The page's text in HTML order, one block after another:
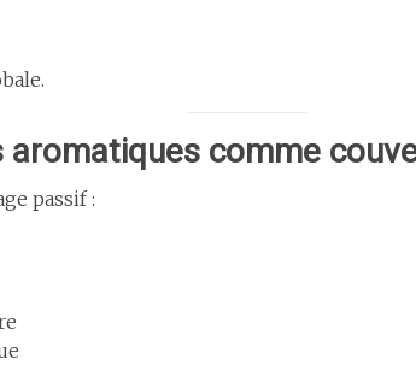
aromatiques comme
passif :